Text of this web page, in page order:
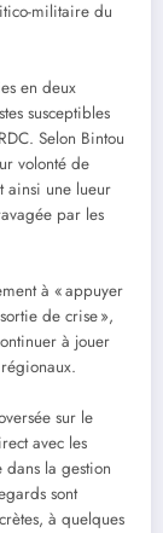
militaire du
en deux
susceptibles
Selon Bintou
volonté de
ainsi une lueur
par les
à « appuyer
de crise »,
à jouer
sur le
avec les
la gestion
sont
à quelques